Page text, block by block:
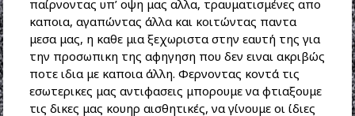
παίρνοντας υπ’ οψη μας αλλα, τραυματισμένες απο
καποια, αγαπώντας άλλα και κοιτώντας παντα
μεσα μας, η καθε μια ξεχωριστα στην εαυτή της για
την προσωπικη της αφηγηση που δεν ειναι ακριβώς
ποτε ιδια με καποια άλλη. Φερνοντας κοντά τις
εσωτερικες μας αντιφασεις μπορουμε να φτιαξουμε
τις δικες μας κουηρ αισθητικές, να γίνουμε οι ίδιες